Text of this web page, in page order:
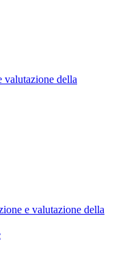
valutazione della
e valutazione della